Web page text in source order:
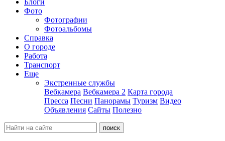
Блоги
Фото
Фотографии
Фотоальбомы
Справка
О городе
Работа
Транспорт
Еще
Экстренные службы
Вебкамера Вебкамера 2 Карта города
Пресса Песни Панорамы Туризм Видео
Объявления Сайты Полезно